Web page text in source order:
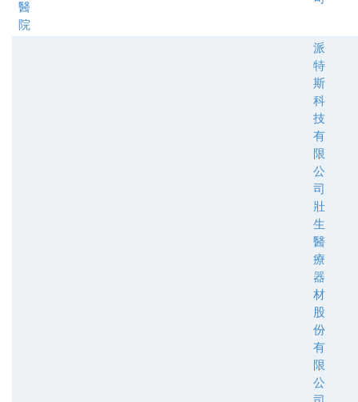
醫
院
派
特
斯
科
技
有
限
公
司
壯
生
醫
療
器
材
股
份
有
限
公